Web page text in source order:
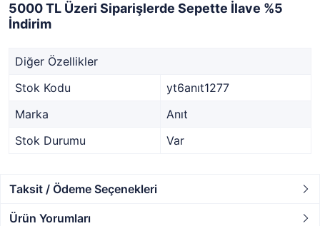
5000 TL Üzeri Siparişlerde Sepette İlave %5
İndirim
Diğer Özellikler
Stok Kodu
yt6anıt1277
Marka
Anıt
Stok Durumu
Var
Taksit / Ödeme Seçenekleri
Ürün Yorumları